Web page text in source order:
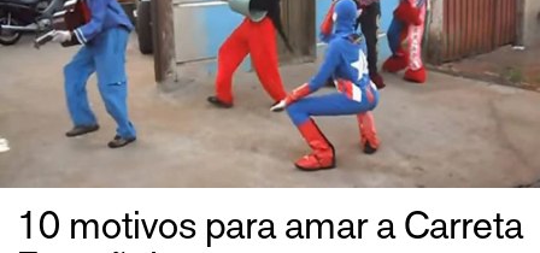
10 motivos para amar a Carreta